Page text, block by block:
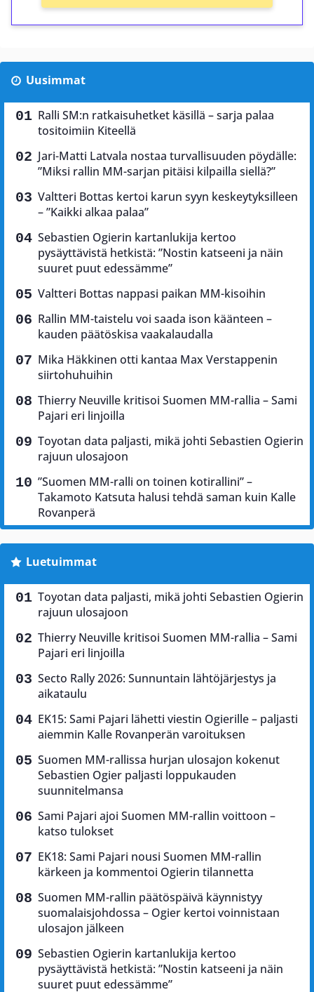
Uusimmat
Ralli SM:n ratkaisuhetket käsillä – sarja palaa
tositoimiin Kiteellä
Jari-Matti Latvala nostaa turvallisuuden pöydälle:
”Miksi rallin MM-sarjan pitäisi kilpailla siellä?”
Valtteri Bottas kertoi karun syyn keskeytyksilleen
– ”Kaikki alkaa palaa”
Sebastien Ogierin kartanlukija kertoo
pysäyttävistä hetkistä: ”Nostin katseeni ja näin
suuret puut edessämme”
Valtteri Bottas nappasi paikan MM-kisoihin
Rallin MM-taistelu voi saada ison käänteen –
kauden päätöskisa vaakalaudalla
Mika Häkkinen otti kantaa Max Verstappenin
siirtohuhuihin
Thierry Neuville kritisoi Suomen MM-rallia – Sami
Pajari eri linjoilla
Toyotan data paljasti, mikä johti Sebastien Ogierin
rajuun ulosajoon
”Suomen MM-ralli on toinen kotirallini” –
Takamoto Katsuta halusi tehdä saman kuin Kalle
Rovanperä
Luetuimmat
Toyotan data paljasti, mikä johti Sebastien Ogierin
rajuun ulosajoon
Thierry Neuville kritisoi Suomen MM-rallia – Sami
Pajari eri linjoilla
Secto Rally 2026: Sunnuntain lähtöjärjestys ja
aikataulu
EK15: Sami Pajari lähetti viestin Ogierille – paljasti
aiemmin Kalle Rovanperän varoituksen
Suomen MM-rallissa hurjan ulosajon kokenut
Sebastien Ogier paljasti loppukauden
suunnitelmansa
Sami Pajari ajoi Suomen MM-rallin voittoon –
katso tulokset
EK18: Sami Pajari nousi Suomen MM-rallin
kärkeen ja kommentoi Ogierin tilannetta
Suomen MM-rallin päätöspäivä käynnistyy
suomalaisjohdossa – Ogier kertoi voinnistaan
ulosajon jälkeen
Sebastien Ogierin kartanlukija kertoo
pysäyttävistä hetkistä: ”Nostin katseeni ja näin
suuret puut edessämme”